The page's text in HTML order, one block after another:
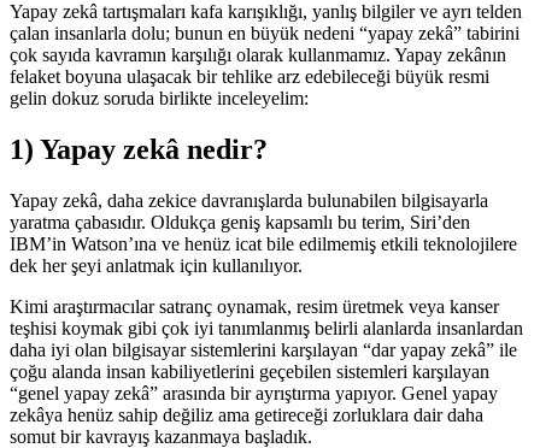
Yapay zekâ tartışmaları kafa karışıklığı, yanlış bilgiler ve ayrı telden
çalan insanlarla dolu; bunun en büyük nedeni “yapay zekâ” tabirini
çok sayıda kavramın karşılığı olarak kullanmamız. Yapay zekânın
felaket boyuna ulaşacak bir tehlike arz edebileceği büyük resmi
gelin dokuz soruda birlikte inceleyelim:
1) Yapay zekâ nedir?
Yapay zekâ, daha zekice davranışlarda bulunabilen bilgisayarla
yaratma çabasıdır. Oldukça geniş kapsamlı bu terim, Siri’den
IBM’in Watson’ına ve henüz icat bile edilmemiş etkili teknolojilere
dek her şeyi anlatmak için kullanılıyor.
Kimi araştırmacılar satranç oynamak, resim üretmek veya kanser
teşhisi koymak gibi çok iyi tanımlanmış belirli alanlarda insanlardan
daha iyi olan bilgisayar sistemlerini karşılayan “dar yapay zekâ” ile
çoğu alanda insan kabiliyetlerini geçebilen sistemleri karşılayan
“genel yapay zekâ” arasında bir ayrıştırma yapıyor. Genel yapay
zekâya henüz sahip değiliz ama getireceği zorluklara dair daha
somut bir kavrayış kazanmaya başladık.